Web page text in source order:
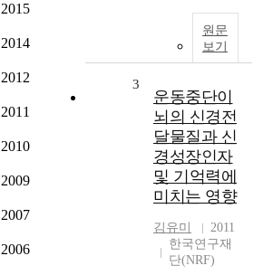
2015
2014
2012
2011
2010
2009
2007
2006
원문
보기
3
운동중단이
뇌의 신경전
달물질과 신
경성장인자
및 기억력에
미치는 영향
김유미
2011
한국연구재
단(NRF)